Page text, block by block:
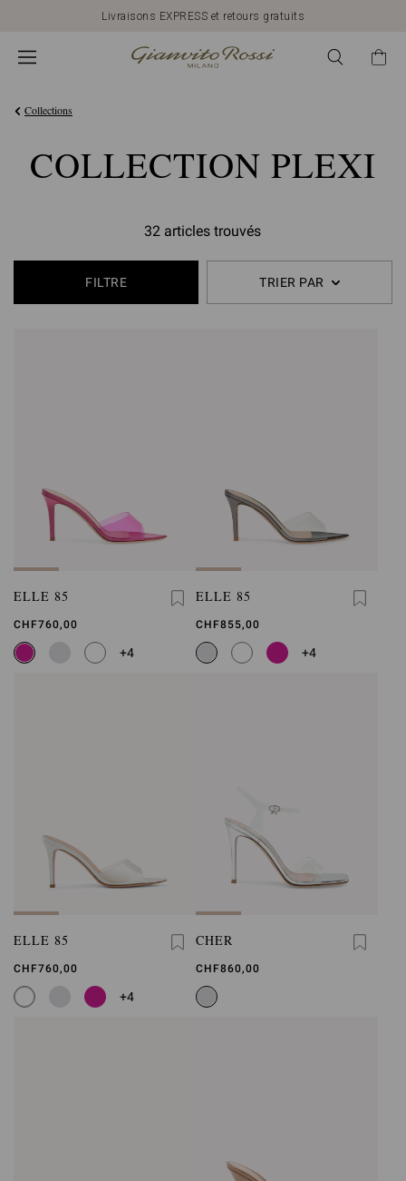
Livraisons EXPRESS et retours gratuits
Collections
COLLECTION PLEXI
32 articles trouvés
FILTRE TRIER PAR
ELLE 85
CHF760,00
+4
ELLE 85
CHF855,00
+4
ELLE 85
CHF760,00
+4
CHER
CHF860,00